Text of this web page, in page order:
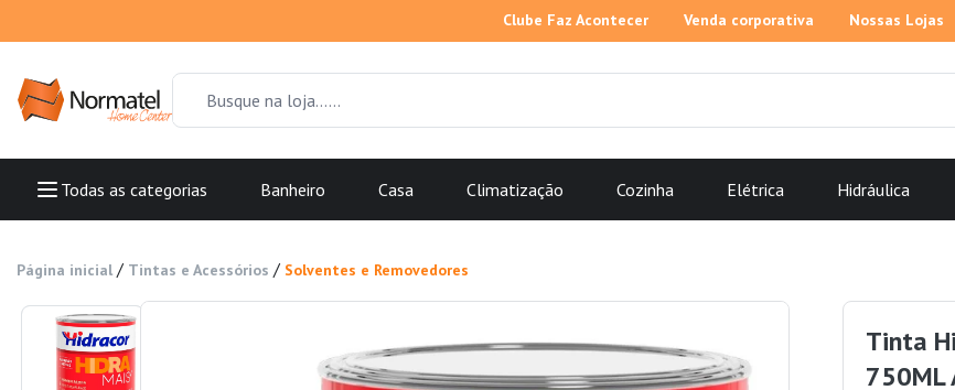
Clube Faz Acontecer Venda corporativa Nossas Lojas
Todas as categorias Banheiro Casa Climatização Cozinha Elétrica Hidráulica
Página inicial / Tintas e Acessórios / Solventes e Removedores
Tinta
750ML